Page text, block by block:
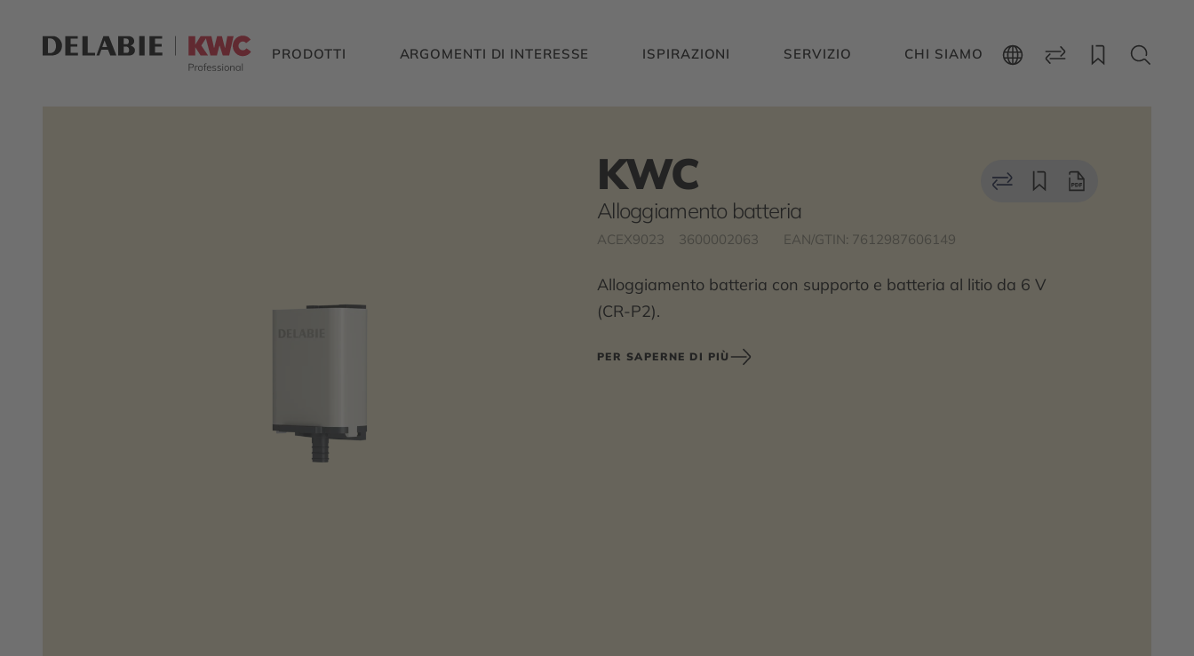
PRODOTTI ARGOMENTI DI INTERESSE ISPIRAZIONI SERVIZIO CHI SIAMO
KWC
Alloggiamento batteria
ACEX9023 3600002063 EAN/GTIN: 7612987606149
Alloggiamento batteria con supporto e batteria al litio da 6 V
(CR-P2).
PER SAPERNE DI PIÙ